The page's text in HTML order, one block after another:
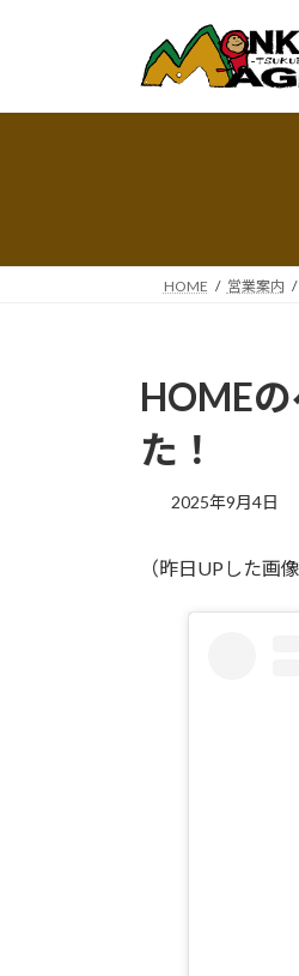
プ
動
HOME 営業案内
HOME
た！
2025年9月4日
（昨日UPした画